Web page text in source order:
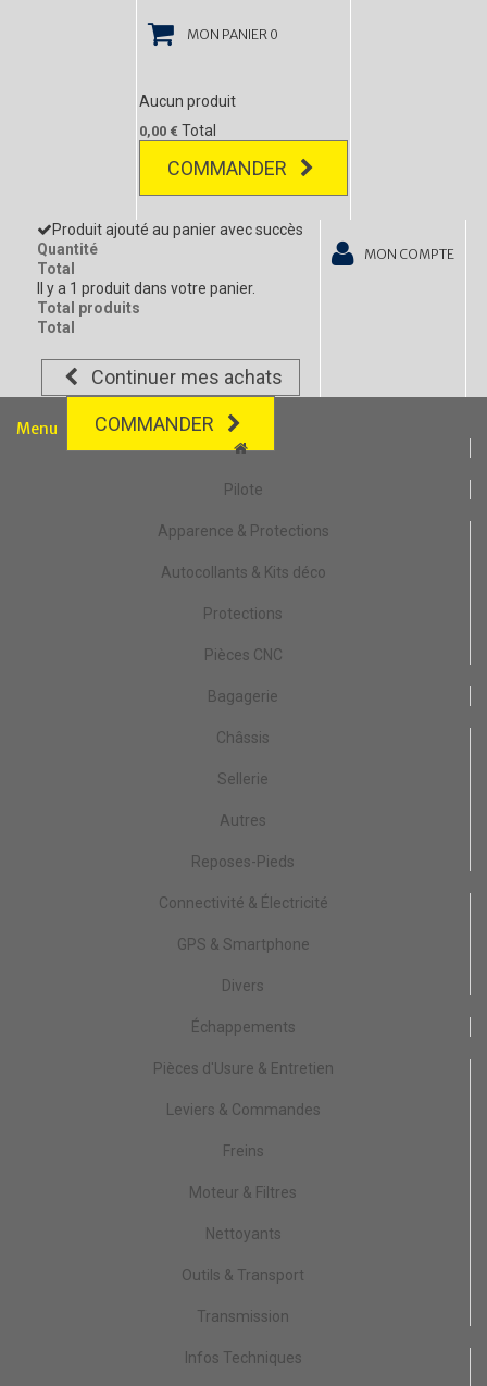
MON PANIER 0
Aucun produit
0,00 € Total
COMMANDER
Produit ajouté au panier avec succès
Quantité
Total
Il y a 1 produit dans votre panier.
Total produits
Total
Continuer mes achats
COMMANDER
MON COMPTE
Menu
Pilote
Apparence & Protections
Autocollants & Kits déco
Protections
Pièces CNC
Bagagerie
Châssis
Sellerie
Autres
Reposes-Pieds
Connectivité & Électricité
GPS & Smartphone
Divers
Échappements
Pièces d'Usure & Entretien
Leviers & Commandes
Freins
Moteur & Filtres
Nettoyants
Outils & Transport
Transmission
Infos Techniques